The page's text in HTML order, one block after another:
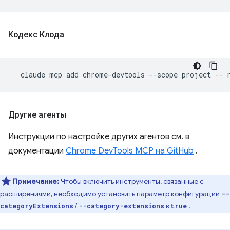
Кодекс Клода
claude mcp add chrome-devtools --scope project --
Другие агенты
Инструкции по настройке других агентов см. в
документации Chrome DevTools MCP на GitHub .
Примечание:Чтобы включить инструменты, связанные с
расширениями, необходимо установить параметр конфигурации --
categoryExtensions / --category-extensions в true .